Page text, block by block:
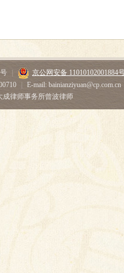
京公网安备 11010102001884
E-mail: bainianziyuan@cp.com.cn
成律师事务所曾波律师